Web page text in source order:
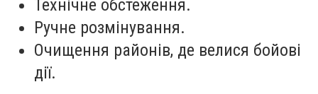
Технічне обстеження.
Ручне розмінування.
Очищення районів, де велися бойові
дії.